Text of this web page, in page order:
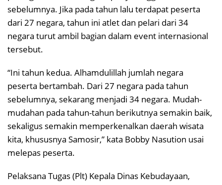
sebelumnya. Jika pada tahun lalu terdapat peserta
dari 27 negara, tahun ini atlet dan pelari dari 34
negara turut ambil bagian dalam event internasional
tersebut.
“Ini tahun kedua. Alhamdulillah jumlah negara
peserta bertambah. Dari 27 negara pada tahun
sebelumnya, sekarang menjadi 34 negara. Mudah-
mudahan pada tahun-tahun berikutnya semakin baik,
sekaligus semakin memperkenalkan daerah wisata
kita, khususnya Samosir,” kata Bobby Nasution usai
melepas peserta.
Pelaksana Tugas (Plt) Kepala Dinas Kebudayaan,